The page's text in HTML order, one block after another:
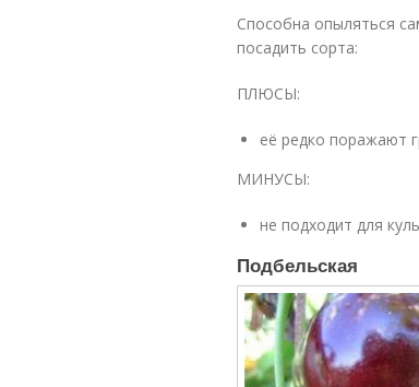
Способна опыляться
посадить сорта:
ПЛЮСЫ:
её редко поражают
МИНУСЫ:
не подходит для
Подбельская